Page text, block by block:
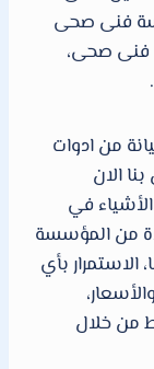
فنى صحى
فنى صحى،
من ادوات
الان
الأشياء في
من المؤسسة
الاستمرار بأي
من خلال